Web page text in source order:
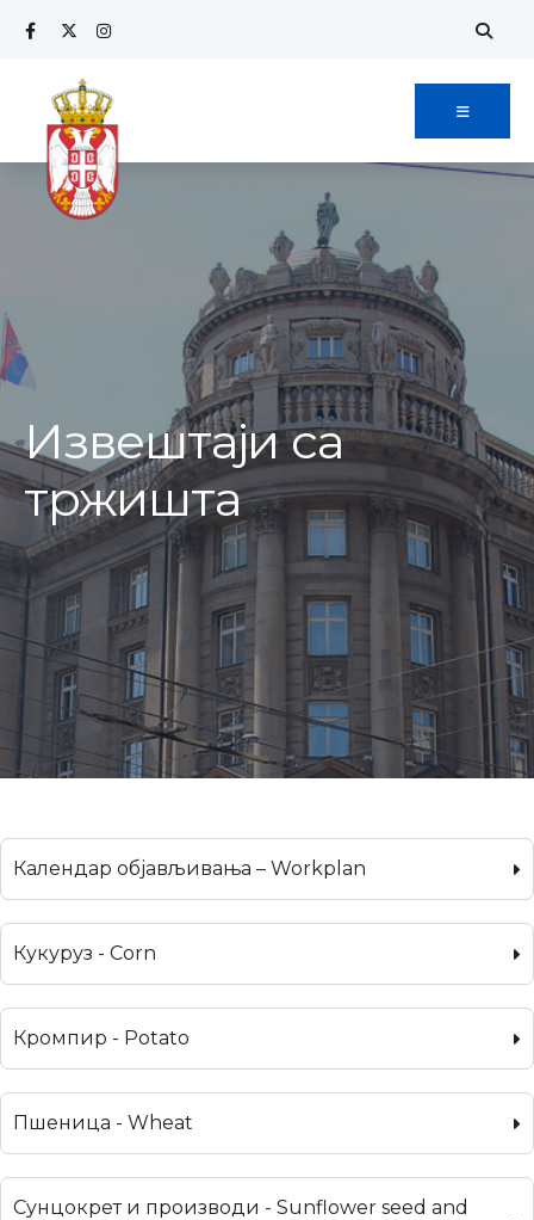
Извештаји са
тржишта
Календар објављивања – Workplan
Кукуруз - Corn
Кромпир - Potato
Пшеница - Wheat
Сунцокрет и производи - Sunflower seed and